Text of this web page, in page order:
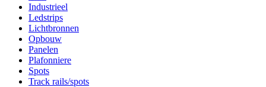
Industrieel
Ledstrips
Lichtbronnen
Opbouw
Panelen
Plafonniere
Spots
Track rails/spots